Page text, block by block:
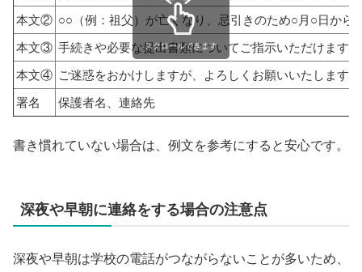
本文② ○○（例：祖父）が亡くなり、忌引きのため○月○日から
本文③ 手続きや必要な提出書類についてご指示いただけます
本文④ ご迷惑をおかけしますが、よろしくお願いいたします。
署名
保護者名、連絡先
スクロールできます
書き慣れていない場合は、例文を参考にすると安心です。
深夜や早朝に連絡をする場合の注意点
深夜や早朝は学校の電話がつながらないことが多いため、